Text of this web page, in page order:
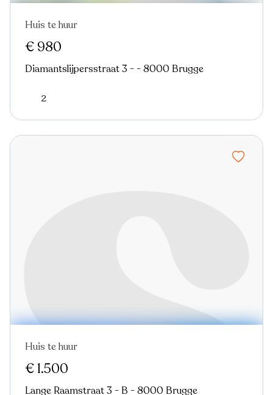
Huis te huur
€ 980
Diamantslijpersstraat 3 - - 8000 Brugge
2
Huis te huur
€ 1.500
Lange Raamstraat 3 - B - 8000 Brugge